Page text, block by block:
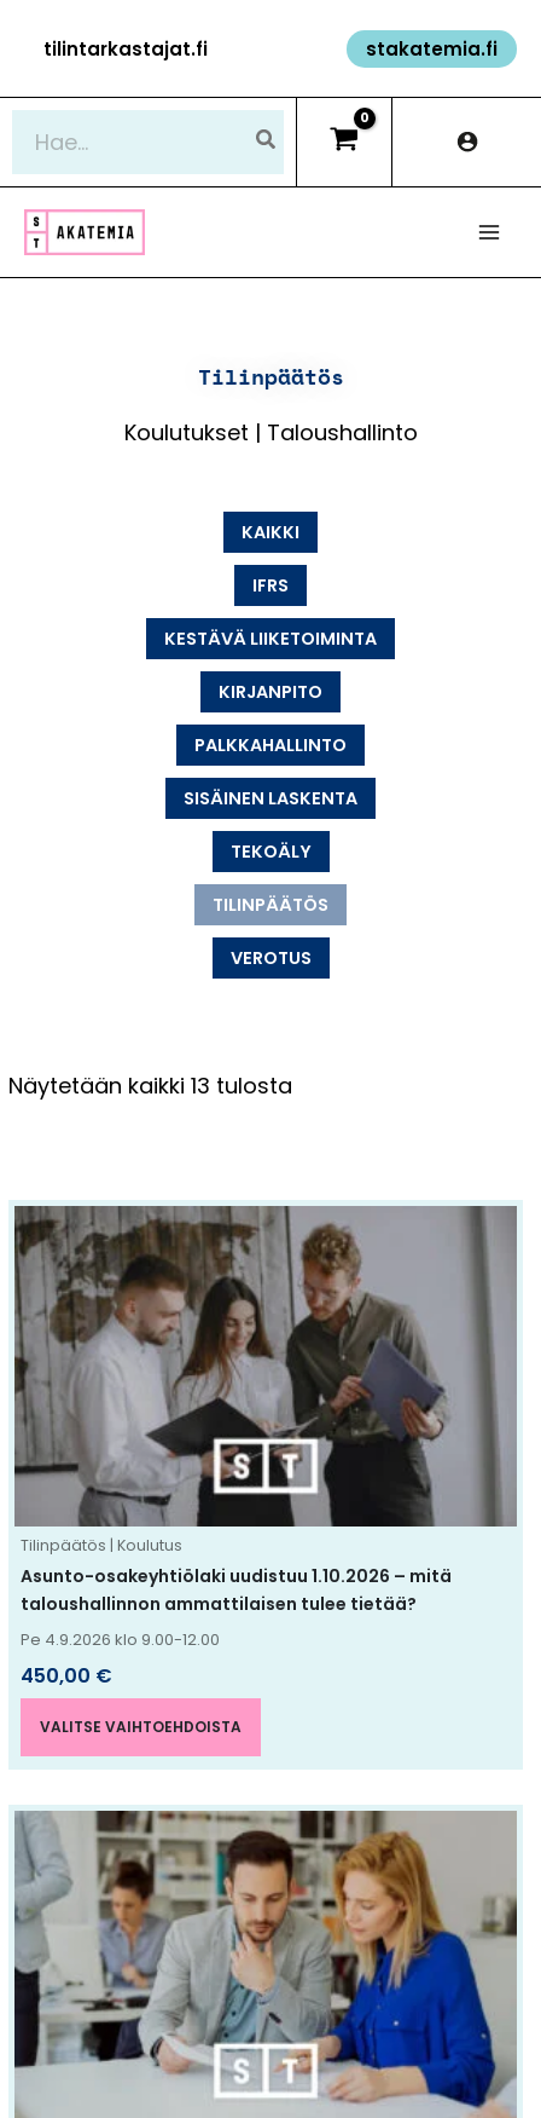
sisältöön
tilintarkastajat.fi stakatemia.fi
Tilinpäätös
Koulutukset | Taloushallinto
KAIKKI
IFRS
KESTÄVÄ LIIKETOIMINTA
KIRJANPITO
PALKKAHALLINTO
SISÄINEN LASKENTA
TEKOÄLY
TILINPÄÄTÖS
VEROTUS
Näytetään kaikki 13 tulosta
Tilinpäätös | Koulutus
Asunto-osakeyhtiölaki uudistuu 1.10.2026 – mitä
taloushallinnon ammattilaisen tulee tietää?
Pe 4.9.2026 klo 9.00-12.00
450,00 €
VALITSE VAIHTOEHDOISTA
Tällä
tuotteella
on
useampi
muunnelma.
Voit
tehdä
valinnat
tuotteen
sivulla.
Tällä
tuotteella
on
useampi
muunnelma.
Voit
tehdä
valinnat
tuotteen